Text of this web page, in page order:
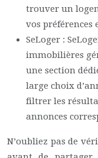
trouver un
vos préférences
SeLoger :
immobilières
une section
large choix
filtrer les
annonces
N’oubliez pas de